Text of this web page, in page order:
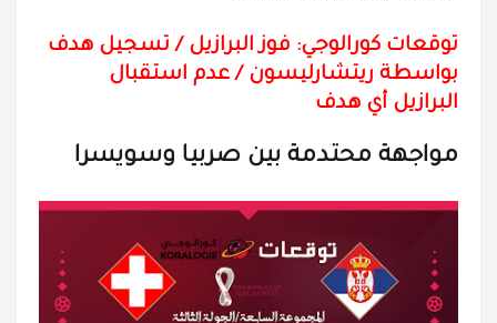
توقعات كورالوجي: فوز البرازيل / تسجيل هدف
بواسطة ريتشارليسون / عدم استقبال
البرازيل أي هدف
مواجهة محتدمة بين صربيا وسويسرا